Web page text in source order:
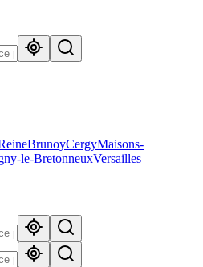
BrunoyCergyMaisons-
le-BretonneuxVersailles